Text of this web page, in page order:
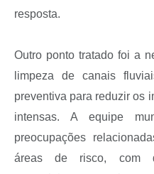
resposta.
Outro ponto tratado foi a
limpeza de canais
preventiva para reduzir os
intensas. A equipe
preocupações
áreas de risco, com